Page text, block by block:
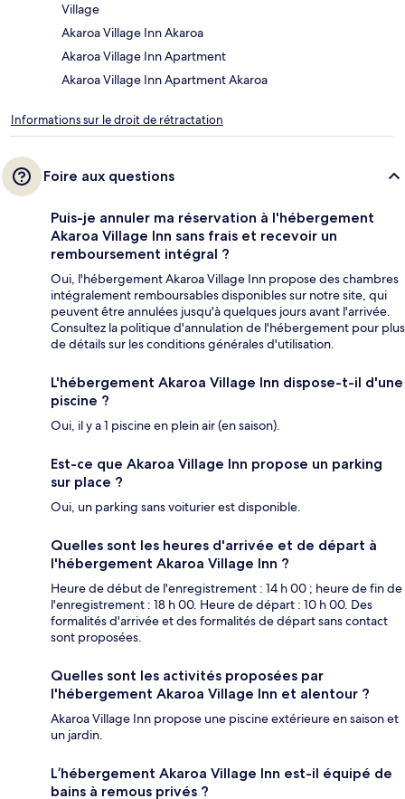
Village
Akaroa Village Inn Akaroa
Akaroa Village Inn Apartment
Akaroa Village Inn Apartment Akaroa
Informations sur le droit de rétractation
Foire aux questions
Puis-je annuler ma réservation à l'hébergement
Akaroa Village Inn sans frais et recevoir un
remboursement intégral ?
Oui, l'hébergement Akaroa Village Inn propose des chambres
intégralement remboursables disponibles sur notre site, qui
peuvent être annulées jusqu'à quelques jours avant l'arrivée.
Consultez la politique d'annulation de l'hébergement pour plus
de détails sur les conditions générales d'utilisation.
L'hébergement Akaroa Village Inn dispose-t-il d'une
piscine ?
Oui, il y a 1 piscine en plein air (en saison).
Est-ce que Akaroa Village Inn propose un parking
sur place ?
Oui, un parking sans voiturier est disponible.
Quelles sont les heures d'arrivée et de départ à
l'hébergement Akaroa Village Inn ?
Heure de début de l'enregistrement : 14 h 00 ; heure de fin de
l'enregistrement : 18 h 00. Heure de départ : 10 h 00. Des
formalités d'arrivée et des formalités de départ sans contact
sont proposées.
Quelles sont les activités proposées par
l'hébergement Akaroa Village Inn et alentour ?
Akaroa Village Inn propose une piscine extérieure en saison et
un jardin.
L’hébergement Akaroa Village Inn est-il équipé de
bains à remous privés ?